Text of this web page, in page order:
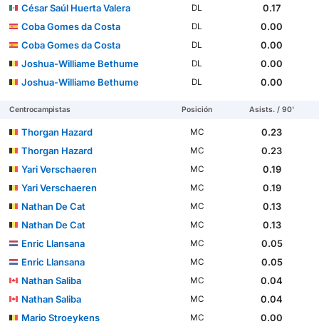
César Saúl Huerta Valera
DL
0.17
Coba Gomes da Costa
DL
0.00
Coba Gomes da Costa
DL
0.00
Joshua-Williame Bethume
DL
0.00
Joshua-Williame Bethume
DL 0.00
Centrocampistas Posición Asists. / 90'
Thorgan Hazard MC
0.23
Thorgan Hazard
MC
0.23
Yari Verschaeren
MC
0.19
Yari Verschaeren
MC
0.19
Nathan De Cat
MC
0.13
Nathan De Cat
MC
0.13
Enric Llansana
MC
0.05
Enric Llansana
MC
0.05
Nathan Saliba
MC
0.04
Nathan Saliba
MC
0.04
Mario Stroeykens
MC
0.00